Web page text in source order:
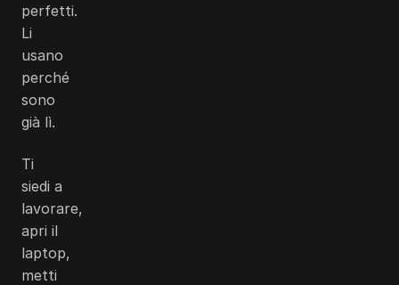
perfetti.
Li
usano
perché
sono
già lì.
Ti
siedi a
lavorare,
apri il
laptop,
metti